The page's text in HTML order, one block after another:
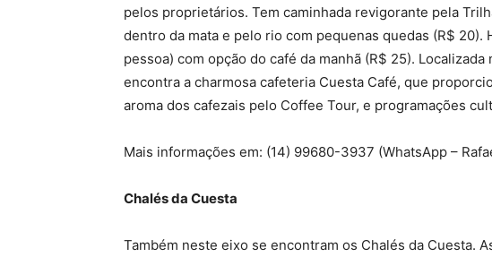
pelos proprietários. Tem caminhada revigorante pela
dentro da mata e pelo rio com pequenas quedas (R$ 20).
pessoa) com opção do café da manhã (R$ 25).
encontra a charmosa cafeteria Cuesta Café, que
aroma dos cafezais pelo Coffee Tour, e programações
Mais informações em: (14) 99680-3937 (WhatsApp –
Chalés da Cuesta
Também neste eixo se encontram os Chalés da Cuesta.